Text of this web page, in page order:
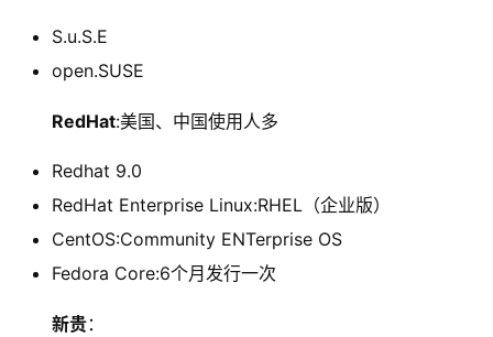
S.u.S.E
open.SUSE
RedHat:美国、中国使用人多
Redhat 9.0
RedHat Enterprise Linux:RHEL（企业版）
CentOS:Community ENTerprise OS
Fedora Core:6个月发行一次
新贵：